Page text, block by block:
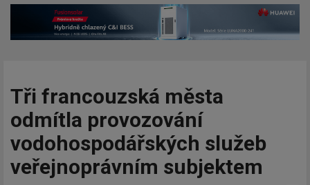
Tři francouzská města
odmítla provozování
vodohospodářských služeb
veřejnoprávním subjektem